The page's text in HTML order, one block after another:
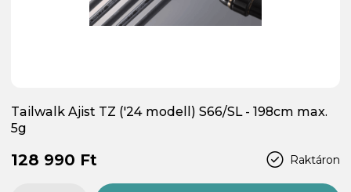
Tailwalk Ajist TZ ('24 modell) S66/SL - 198cm max.
5g
Raktáron
128 990 Ft